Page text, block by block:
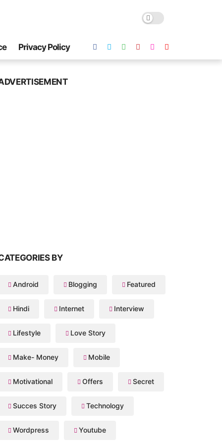
Privacy Policy
BY
Android Blogging Featured
Hindi Internet Interview
Lifestyle Love Story
Make- Money Mobile
Motivational Offers Secret
Succes Story Technology
Wordpress Youtube